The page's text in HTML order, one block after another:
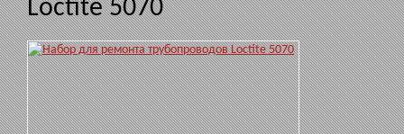
Loctite 5070